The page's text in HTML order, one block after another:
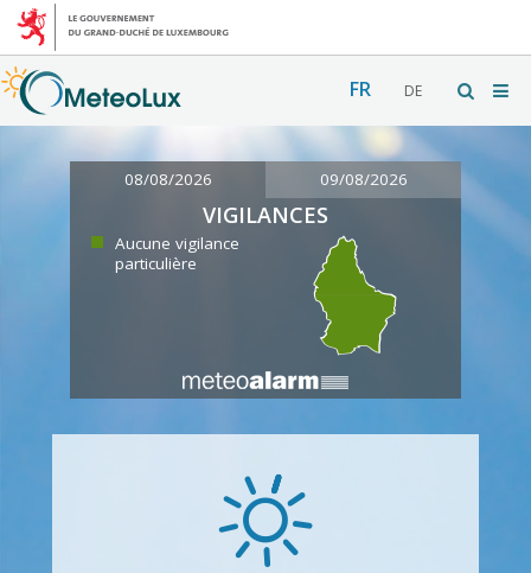
FR DE
08/08/2026 09/08/2026
VIGILANCES
Aucune vigilance
particulière